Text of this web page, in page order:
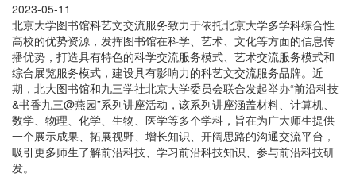
2023-05-11
北京大学图书馆科艺文交流服务致力于依托北京大学多学科综合性
高校的优势资源，发挥图书馆在科学、艺术、文化等方面的信息传
播优势，打造具有特色的科学交流服务模式、艺术交流服务模式和
综合展览服务模式，建设具有影响力的科艺文交流服务品牌。近
期，北大图书馆和九三学社北京大学委员会联合发起举办“前沿科技
&书香九三@燕园”系列讲座活动，该系列讲座涵盖材料、计算机、
数学、物理、化学、生物、医学等多个学科，旨在为广大师生提供
一个展示成果、拓展视野、增长知识、开阔思路的沟通交流平台，
吸引更多师生了解前沿科技、学习前沿科技知识、参与前沿科技研
发。